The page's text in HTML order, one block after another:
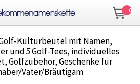
0
Kulturbeutel mit Namen,
und 5 Golf-Tees, individuelles
Golfzubehör, Geschenke für
Vater/Bräutigam